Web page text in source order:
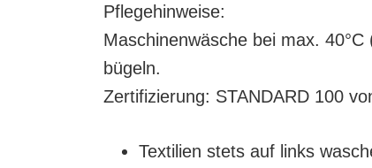
Pflegehinweise:
Maschinenwäsche bei max.
bügeln.
Zertifizierung: STANDARD 100
Textilien stets auf links